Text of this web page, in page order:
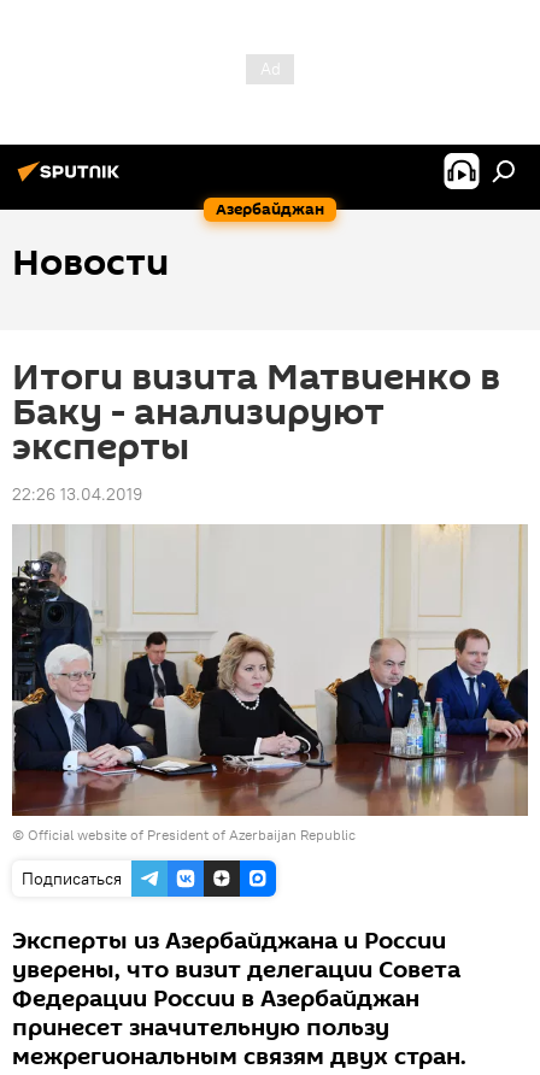
Азербайджан
Новости
Итоги визита Матвиенко в
Баку - анализируют
эксперты
22:26 13.04.2019
© Official website of President of Azerbaijan Republic
Подписаться
Эксперты из Азербайджана и России
уверены, что визит делегации Совета
Федерации России в Азербайджан
принесет значительную пользу
межрегиональным связям двух стран.